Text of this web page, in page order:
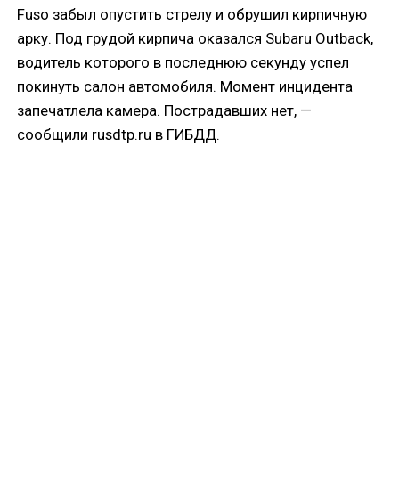
Fuso забыл опустить стрелу и обрушил кирпичную
арку. Под грудой кирпича оказался Subaru Outback,
водитель которого в последнюю секунду успел
покинуть салон автомобиля. Момент инцидента
запечатлела камера. Пострадавших нет, —
сообщили rusdtp.ru в ГИБДД.